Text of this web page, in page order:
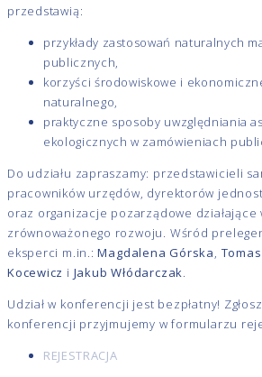
przedstawią:
przykłady zastosowań naturalnych
publicznych,
korzyści środowiskowe i
naturalnego,
praktyczne sposoby uwzględniania
ekologicznych w zamówieniach
Do udziału zapraszamy: przedstawicieli
pracowników urzędów, dyrektorów
oraz organizacje pozarządowe
zrównoważonego rozwoju. Wśród
eksperci m.in.:Magdalena Górska,
Kocewicz i Jakub Włódarczak.
Udział w konferencji jest bezpłatny!
konferencji przyjmujemy w formularzu
REJESTRACJA